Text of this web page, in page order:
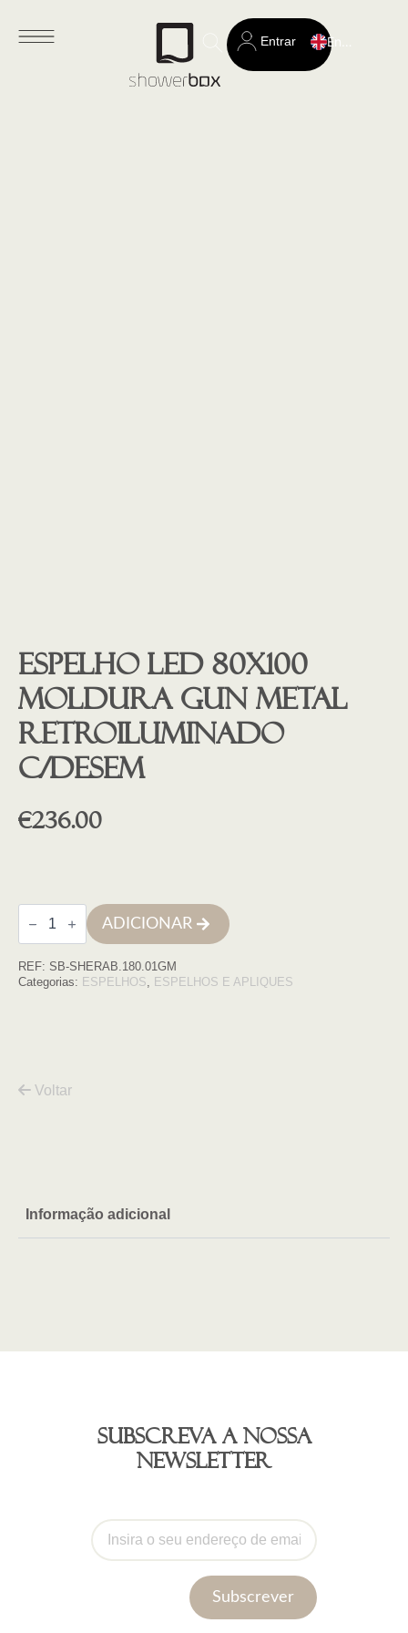
Search
for:
Entrar
Espelho led 80X100
moldura GUN METAL
retroiluminado
c/desem
€236.00
Quantidade
de
Espelho
80X100
moldura
ADICIONAR
REF: SB-SHERAB.180.01GM
Categorias: ESPELHOS, ESPELHOS E APLIQUES
Voltar
Informação adicional
Subscreva a nossa
newsletter
Subscrever